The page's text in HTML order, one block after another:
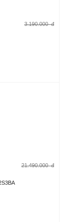
3.190.000 đ
21.490.000 đ